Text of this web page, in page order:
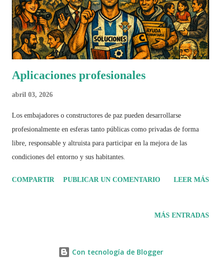
Aplicaciones profesionales
abril 03, 2026
Los embajadores o constructores de paz pueden desarrollarse
profesionalmente en esferas tanto públicas como privadas de forma
libre, responsable y altruista para participar en la mejora de las
condiciones del entorno y sus habitantes.
COMPARTIR PUBLICAR UN COMENTARIO LEER MÁS
MÁS ENTRADAS
Con tecnología de Blogger